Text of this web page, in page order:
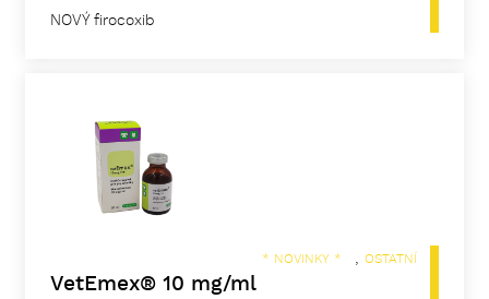
NOVÝ firocoxib
* NOVINKY * , OSTATNÍ
VetEmex® 10 mg/ml